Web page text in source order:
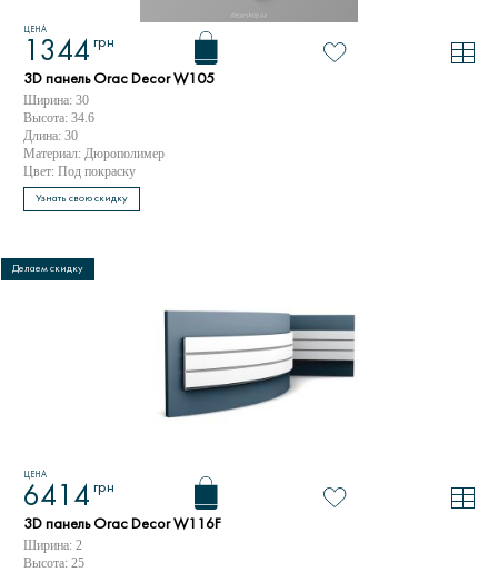
ЦЕНА
1344 грн
3D панель Orac Decor W105
Ширина: 30
Высота: 34.6
Длина: 30
Материал: Дюрополимер
Цвет: Под покраску
Узнать свою скидку
ЦЕНА
6414 грн
3D панель Orac Decor W116F
Ширина: 2
Высота: 25
Делаем скидку